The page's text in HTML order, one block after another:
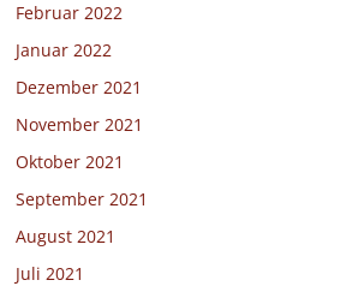
Februar 2022
Januar 2022
Dezember 2021
November 2021
Oktober 2021
September 2021
August 2021
Juli 2021